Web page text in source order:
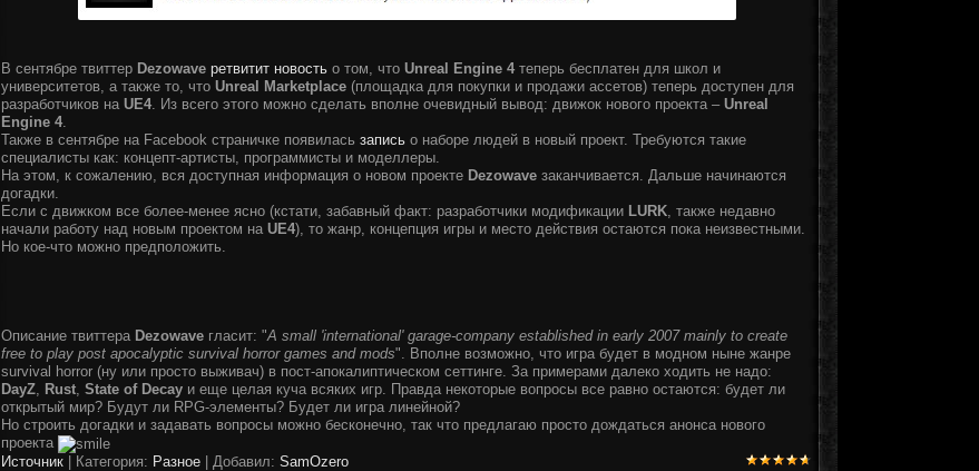
В сентябре твиттер Dezowave ретвитит новость о том, что Unreal Engine 4 теперь бесплатен для школ и
университетов, а также то, что Unreal Marketplace (площадка для покупки и продажи ассетов) теперь доступен для
разработчиков на UE4. Из всего этого можно сделать вполне очевидный вывод: движок нового проекта – Unreal
Engine 4.
Также в сентябре на Facebook страничке появилась запись о наборе людей в новый проект. Требуются такие
специалисты как: концепт-артисты, программисты и моделлеры.
На этом, к сожалению, вся доступная информация о новом проекте Dezowave заканчивается. Дальше начинаются
догадки.
Если с движком все более-менее ясно (кстати, забавный факт: разработчики модификации LURK, также недавно
начали работу над новым проектом на UE4), то жанр, концепция игры и место действия остаются пока неизвестными.
Но кое-что можно предположить.
Описание твиттера Dezowave гласит: "A small 'international' garage-company established in early 2007 mainly to create
free to play post apocalyptic survival horror games and mods". Вполне возможно, что игра будет в модном ныне жанре
survival horror (ну или просто выживач) в пост-апокалиптическом сеттинге. За примерами далеко ходить не надо:
DayZ, Rust, State of Decay и еще целая куча всяких игр. Правда некоторые вопросы все равно остаются: будет ли
открытый мир? Будут ли RPG-элементы? Будет ли игра линейной?
Но строить догадки и задавать вопросы можно бесконечно, так что предлагаю просто дождаться анонса нового
проекта
Источник | Категория: Разное | Добавил: SamOzero